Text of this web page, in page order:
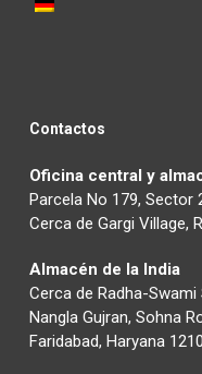
Contactos
Oficina central y
Parcela No 179, Sector
Cerca de Gargi Village,
Almacén de la India
Cerca de Radha-Swami
Nangla Gujran, Sohna
Faridabad, Haryana